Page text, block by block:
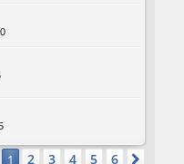
1 2 3 4 5 6